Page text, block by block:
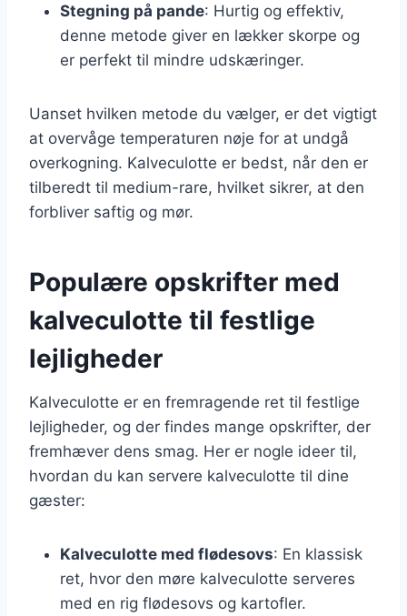
Stegning på pande: Hurtig og effektiv,
denne metode giver en lækker skorpe og
er perfekt til mindre udskæringer.
Uanset hvilken metode du vælger, er det vigtigt
at overvåge temperaturen nøje for at undgå
overkogning. Kalveculotte er bedst, når den er
tilberedt til medium-rare, hvilket sikrer, at den
forbliver saftig og mør.
Populære opskrifter med
kalveculotte til festlige
lejligheder
Kalveculotte er en fremragende ret til festlige
lejligheder, og der findes mange opskrifter, der
fremhæver dens smag. Her er nogle ideer til,
hvordan du kan servere kalveculotte til dine
gæster:
Kalveculotte med flødesovs: En klassisk
ret, hvor den møre kalveculotte serveres
med en rig flødesovs og kartofler.